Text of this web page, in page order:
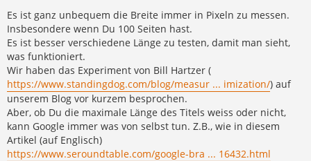
r
a
g
Es ist ganz unbequem die Breite immer in Pixeln zu messen.
Insbesondere wenn Du 100 Seiten hast.
Es ist besser verschiedene Länge zu testen, damit man sieht,
was funktioniert.
Wir haben das Experiment von Bill Hartzer (
https://www.standingdog.com/blog/measur ... imization/) auf
unserem Blog vor kurzem besprochen.
Aber, ob Du die maximale Länge des Titels weiss oder nicht,
kann Google immer was von selbst tun. Z.B., wie in diesem
Artikel (auf Englisch)
https://www.seroundtable.com/google-bra ... 16432.html